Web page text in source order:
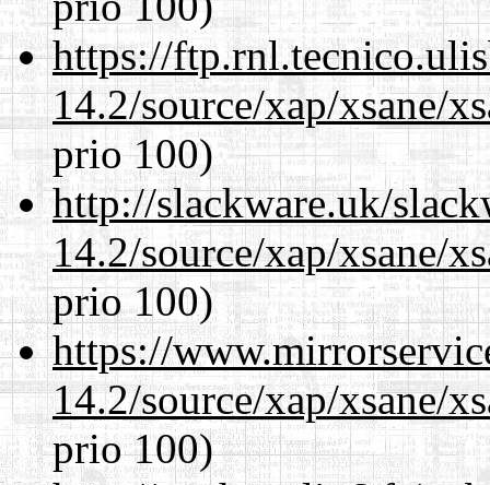
https://
14.2/source/xap/xsane/
prio 100)
http://slackware.uk/
14.2/source/xap/xsane/
prio 100)
https://
14.2/source/xap/xsane/
prio 100)